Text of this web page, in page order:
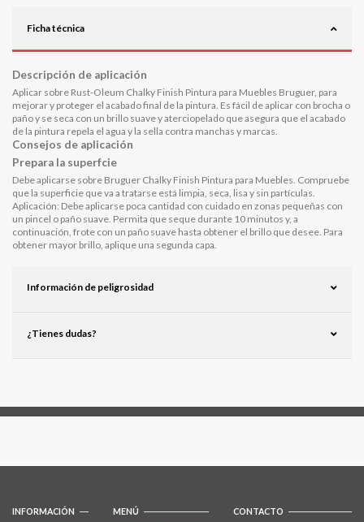
Ficha técnica
Descripción de aplicación
Aplicar sobre Rust-Oleum Chalky Finish Pintura para Muebles Bruguer, para
mejorar y proteger el acabado final de la pintura. Es fácil de aplicar con brocha o
paño y se seca con un brillo suave y aterciopelado que asegura que el acabado
de la pintura repela el agua y la sella contra manchas y marcas.
Consejos de aplicación
Prepara la superfcie
Debe aplicarse sobre Bruguer Chalky Finish Pintura para Muebles. Compruebe
que la superficie que va a tratarse está limpia, seca, lisa y sin partículas.
Aplicación: Debe aplicarse poca cantidad con cuidado en zonas pequeñas con
un pincel o paño suave. Permita que seque durante 10 minutos y, a
continuación, frote con un paño suave hasta obtener el brillo que desee. Para
obtener mayor brillo, aplique una segunda capa.
Información de peligrosidad
¿Tienes dudas?
INFORMACIÓN MENÚ CONTACTO